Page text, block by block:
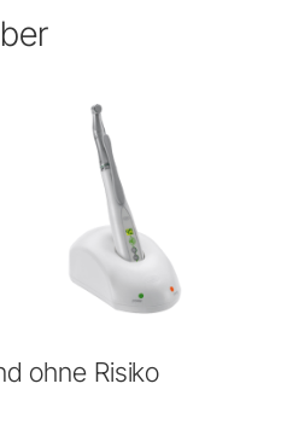
ohne Risiko